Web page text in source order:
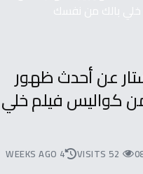
خلي بالك من نفسك
عن أحدث ظهور
من كواليس فيلم خلي
52 VISITS
4 WEEKS AGO